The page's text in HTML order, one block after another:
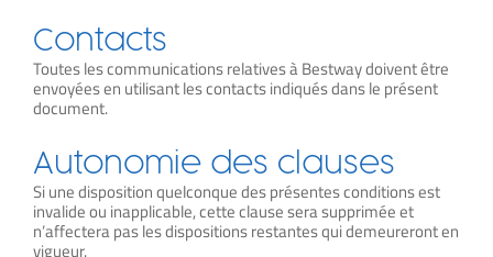
Contacts
Toutes les communications relatives à Bestway doivent être
envoyées en utilisant les contacts indiqués dans le présent
document.
Autonomie des clauses
Si une disposition quelconque des présentes conditions est
invalide ou inapplicable, cette clause sera supprimée et
n’affectera pas les dispositions restantes qui demeureront en
vigueur.